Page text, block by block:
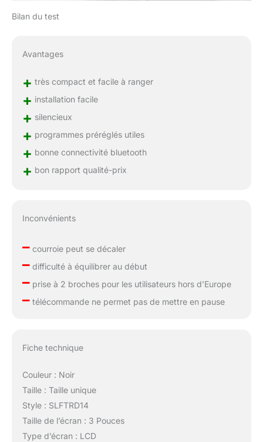
Bilan du test
Avantages
+ très compact et facile à ranger
+ installation facile
+ silencieux
+ programmes préréglés utiles
+ bonne connectivité bluetooth
+ bon rapport qualité-prix
Inconvénients
–courroie peut se décaler
–difficulté à équilibrer au début
–prise à 2 broches pour les utilisateurs hors d’Europe
–télécommande ne permet pas de mettre en pause
Fiche technique
Couleur : Noir
Taille : Taille unique
Style : SLFTRD14
Taille de l’écran : 3 Pouces
Type d’écran : LCD